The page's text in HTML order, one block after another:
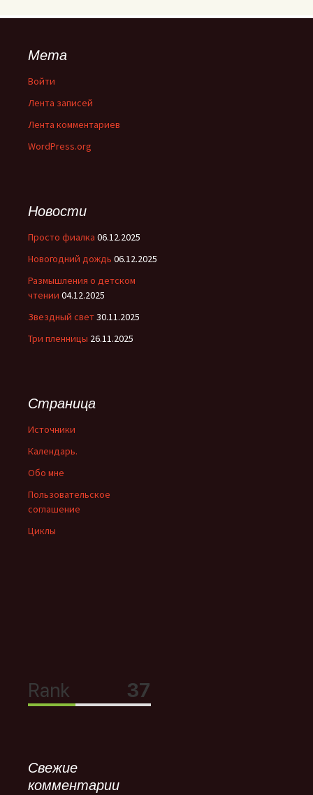
Мета
Войти
Лента записей
Лента комментариев
WordPress.org
Новости
Просто фиалка 06.12.2025
Новогодний дождь 06.12.2025
Размышления о детском
чтении 04.12.2025
Звездный свет30.11.2025
Три пленницы 26.11.2025
Страница
Источники
Календарь.
Обо мне
Пользовательское
соглашение
Циклы
Свежие
комментарии